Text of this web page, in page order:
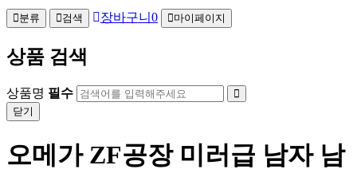
분류 검색 장바구니 0 마이페이지
상품 검색
상품명 필수
닫기
오메가 ZF공장 미러급 남자 남